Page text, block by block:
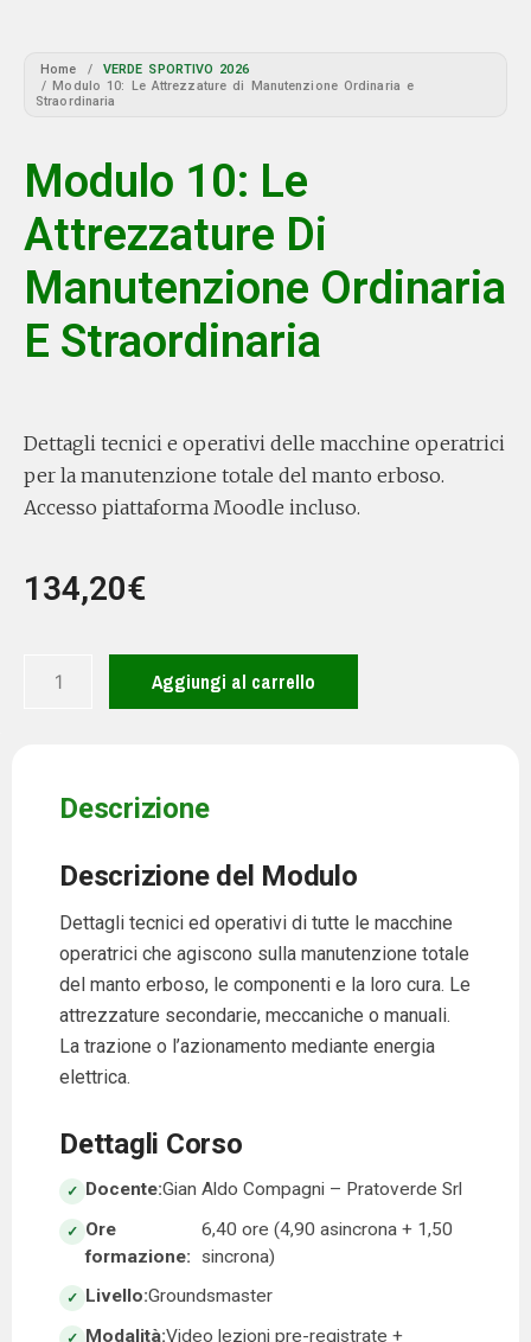
Home /
VERDE SPORTIVO 2026
/ Modulo 10: Le Attrezzature di Manutenzione Ordinaria e
Straordinaria
Modulo 10: Le
Attrezzature Di
Manutenzione Ordinaria
E Straordinaria
Dettagli tecnici e operativi delle macchine operatrici
per la manutenzione totale del manto erboso.
Accesso piattaforma Moodle incluso.
134,20€
Aggiungi al carrello
Descrizione
Descrizione del Modulo
Dettagli tecnici ed operativi di tutte le macchine
operatrici che agiscono sulla manutenzione totale
del manto erboso, le componenti e la loro cura. Le
attrezzature secondarie, meccaniche o manuali.
La trazione o l’azionamento mediante energia
elettrica.
Dettagli Corso
Docente:Gian Aldo Compagni – Pratoverde Srl
Ore
formazione:
6,40 ore (4,90 asincrona + 1,50
sincrona)
Livello:Groundsmaster
Modalità:Video lezioni pre-registrate +